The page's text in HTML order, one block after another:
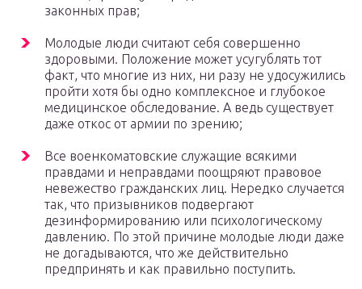
законных прав;
Молодые люди считают себя совершенно
здоровыми. Положение может усугублять тот
факт, что многие из них, ни разу не удосужились
пройти хотя бы одно комплексное и глубокое
медицинское обследование. А ведь существует
даже откос от армии по зрению;
Все военкоматовские служащие всякими
правдами и неправдами поощряют правовое
невежество гражданских лиц. Нередко случается
так, что призывников подвергают
дезинформированию или психологическому
давлению. По этой причине молодые люди даже
не догадываются, что же действительно
предпринять и как правильно поступить.